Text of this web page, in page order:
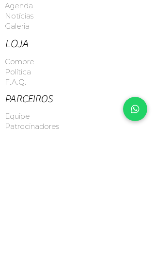
Agenda
Notícias
Galeria
LOJA
Compre
Política
F.A.Q.
PARCEIROS
Equipe
Patrocinadores